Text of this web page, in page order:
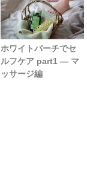
ホワイトバーチでセ
ルフケア part1 ― マ
ッサージ編